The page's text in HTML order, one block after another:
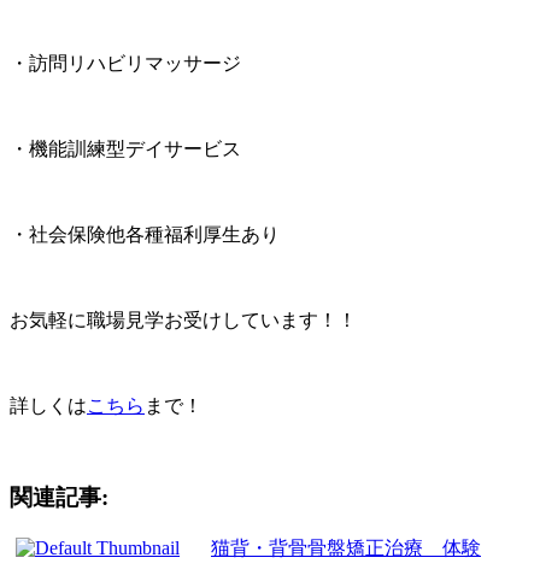
・訪問リハビリマッサージ
・機能訓練型デイサービス
・社会保険他各種福利厚生あり
お気軽に職場見学お受けしています！！
詳しくはこちら まで！
関連記事:
猫背・背骨骨盤矯正治療 体験